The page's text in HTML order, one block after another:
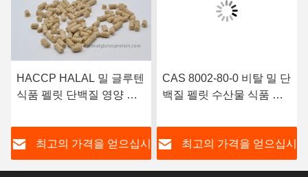
HACCP HALAL 밀 글루텐
식품 펠릿 단백질 영양 첨
최고의 가격을 얻으십시
CAS 8002-80-0 비탈 밀 단
백질 펠릿 수산물 식품 첨
최고의 가격을 얻으십시